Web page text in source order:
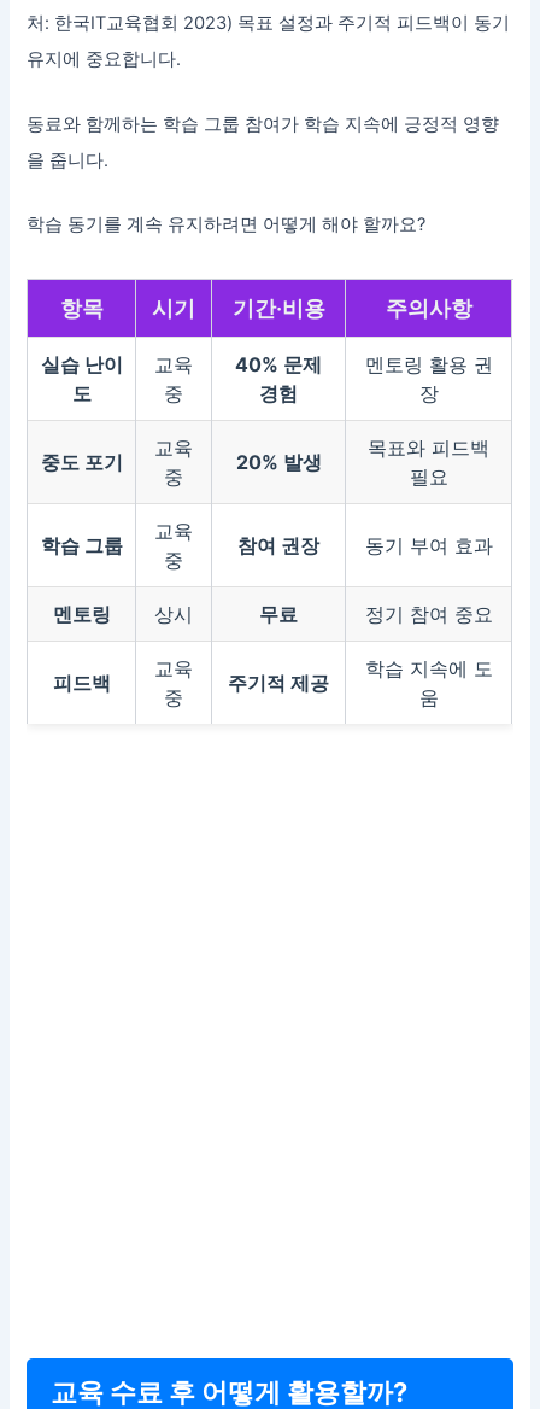
처: 한국IT교육협회 2023) 목표 설정과 주기적 피드백이 동기
유지에 중요합니다.
동료와 함께하는 학습 그룹 참여가 학습 지속에 긍정적 영향
을 줍니다.
학습 동기를 계속 유지하려면 어떻게 해야 할까요?
항목 시기 기간·비용 주의사항
실습 난이
도
교육
중
40% 문제
경험
멘토링 활용 권
장
중도 포기
교육
중
20% 발생
목표와 피드백
필요
학습 그룹
교육
중
참여 권장 동기 부여 효과
멘토링 상시 무료 정기 참여 중요
피드백
교육
중
주기적 제공
학습 지속에 도
움
교육 수료 후 어떻게 활용할까?